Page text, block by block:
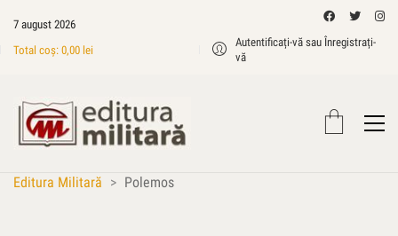
7 august 2026
Total coș: 0,00 lei
Autentificați-vă sau Înregistrați-
vă
Editura Militară > Polemos